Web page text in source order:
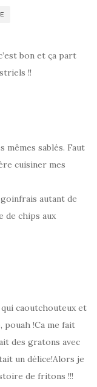
bon et ça part
!!
mêmes sablés. Faut
cuisiner mes
autant de
de chips aux
caoutchouteux et
pouah !Ca me fait
des gratons avec
un délice!Alors je
de fritons !!!